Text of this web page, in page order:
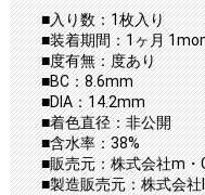
■入り数：1枚入り
■装着期間：1ヶ月
■度有無：度あり
■BC：8.6mm
■DIA：14.2mm
■着色直径：非公開
■含水率：38%
■販売元：株式会社m・
■製造販売元：株式会社